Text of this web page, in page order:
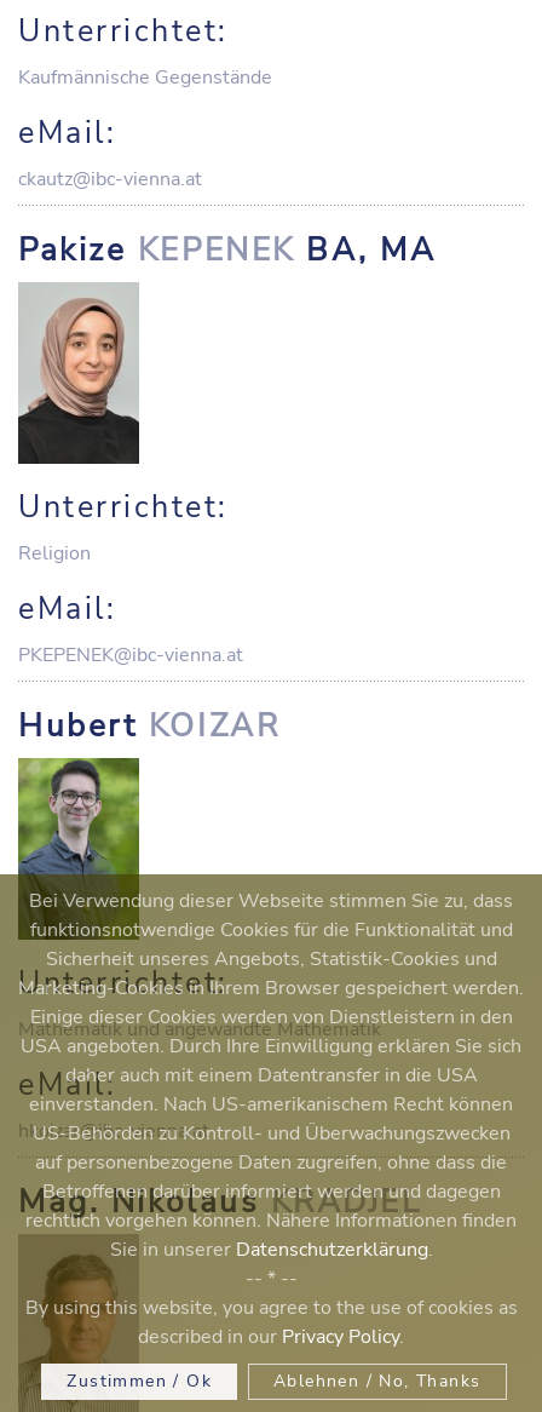
Unterrichtet:
Kaufmännische Gegenstände
eMail:
ckautz@ibc-vienna.at
Pakize KEPENEK BA, MA
Unterrichtet:
Religion
eMail:
PKEPENEK@ibc-vienna.at
Hubert KOIZAR
Unterrichtet:
Mathematik und angewandte Mathematik
eMail:
hkoizar@ibc-vienna.at
Mag. NikolausKRADJEL
Bei Verwendung dieser Webseite stimmen Sie zu, dass
funktionsnotwendige Cookies für die Funktionalität und
Sicherheit unseres Angebots, Statistik-Cookies und
Marketing-Cookies in Ihrem Browser gespeichert werden.
Einige dieser Cookies werden von Dienstleistern in den
USA angeboten. Durch Ihre Einwilligung erklären Sie sich
daher auch mit einem Datentransfer in die USA
einverstanden. Nach US-amerikanischem Recht können
US-Behörden zu Kontroll- und Überwachungszwecken
auf personenbezogene Daten zugreifen, ohne dass die
Betroffenen darüber informiert werden und dagegen
rechtlich vorgehen können. Nähere Informationen finden
Sie in unserer Datenschutzerklärung.
-- * --
By using this website, you agree to the use of cookies as
described in our Privacy Policy.
Zustimmen / Ok Ablehnen / No, Thanks